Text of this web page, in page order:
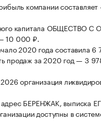
компании
капитала ОБЩЕСТВО
10 000 ₽.
2020 года
продаж за 2020 год — 3
организация
БЕРЕНЖАК, выписка
доступны в